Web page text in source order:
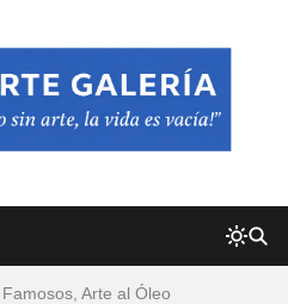
Arte al Óleo